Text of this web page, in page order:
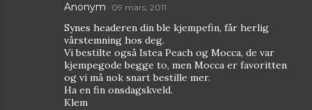
Anonym 09 mars, 2011
Synes headeren din ble kjempefin, får herlig
vårstemning hos deg.
Vi bestilte også Istea Peach og Mocca, de var
kjempegode begge to, men Mocca er favoritten
og vi må nok snart bestille mer.
Ha en fin onsdagskveld.
Klem